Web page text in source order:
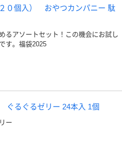
０個入） おやつカンパニー 駄
るアソートセット！この機会にお試し
す。福袋2025
ぐるぐるゼリー 24本入 1個
ー